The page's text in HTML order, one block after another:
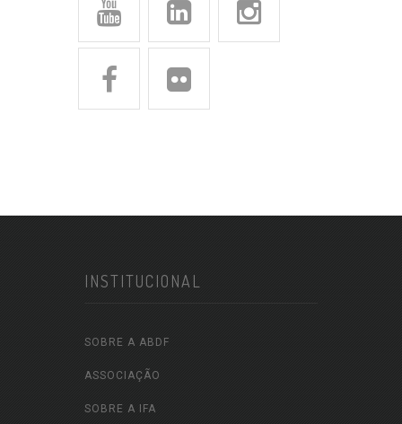
INSTITUCIONAL
SOBRE A ABDF
ASSOCIAÇÃO
SOBRE A IFA